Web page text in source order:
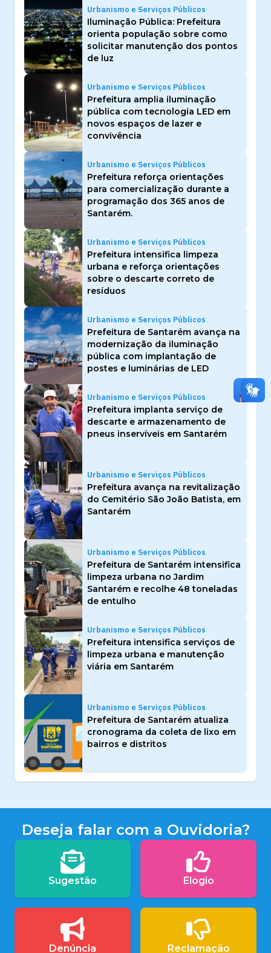
Urbanismo e Serviços Públicos
Iluminação Pública: Prefeitura
orienta população sobre como
solicitar manutenção dos pontos
de luz
Urbanismo e Serviços Públicos
Prefeitura amplia iluminação
pública com tecnologia LED em
novos espaços de lazer e
convivência
Urbanismo e Serviços Públicos
Prefeitura reforça orientações
para comercialização durante a
programação dos 365 anos de
Santarém.
Urbanismo e Serviços Públicos
Prefeitura intensifica limpeza
urbana e reforça orientações
sobre o descarte correto de
resíduos
Urbanismo e Serviços Públicos
Prefeitura de Santarém avança na
modernização da iluminação
pública com implantação de
postes e luminárias de LED
Urbanismo e Serviços Públicos
Prefeitura implanta serviço de
descarte e armazenamento de
pneus inservíveis em Santarém
Urbanismo e Serviços Públicos
Prefeitura avança na revitalização
do Cemitério São João Batista, em
Santarém
Urbanismo e Serviços Públicos
Prefeitura de Santarém intensifica
limpeza urbana no Jardim
Santarém e recolhe 48 toneladas
de entulho
Urbanismo e Serviços Públicos
Prefeitura intensifica serviços de
limpeza urbana e manutenção
viária em Santarém
Urbanismo e Serviços Públicos
Prefeitura de Santarém atualiza
cronograma da coleta de lixo em
bairros e distritos
Deseja falar com a Ouvidoria?
Sugestão Elogio
Denúncia Reclamação